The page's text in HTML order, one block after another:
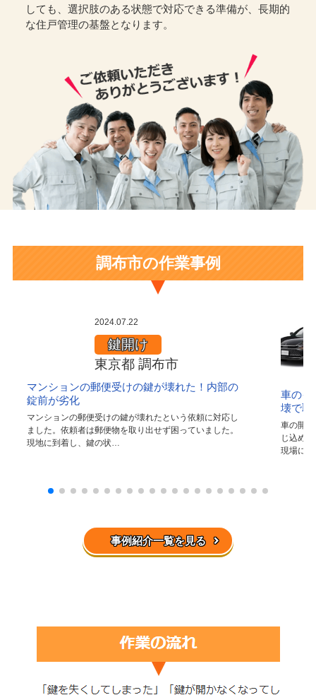
しても、選択肢のある状態で対応できる準備が、長期的
な住戸管理の基盤となります。
調布市の作業事例
ン
の
郵
便
受
2024.07.22
鍵開け
東京都 調布市
マンションの郵便受けの鍵が壊れた！内部の
錠前が劣化
マンションの郵便受けの鍵が壊れたという依頼に対応し
ました。依頼者は郵便物を取り出せず困っていました。
現地に到着し、鍵の状…
車のイ
壊で取
車の開
じ込め
現場に
事例紹介一覧を見る